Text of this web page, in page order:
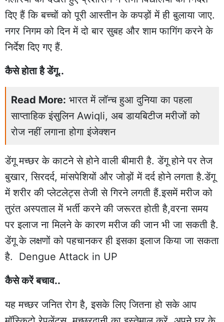
दिए हैं कि बच्चों को पूरी आस्तीन के कपड़ों में ही बुलाया जाए.
नगर निगम को दिन में दो बार सुबह और शाम फागिंग करने के
निर्देश दिए गए हैं.
कैसे होता है डेंगू..
Read More: भारत में लॉन्च हुआ दुनिया का पहला
साप्ताहिक इंसुलिन Awiqli, अब डायबिटीज मरीजों को
रोज नहीं लगाना होगा इंजेक्शन
डेंगू मच्छर के काटने से होने वाली बीमारी है. डेंगू होने पर तेज
बुखार, सिरदर्द, मांसपेशियों और जोड़ों में दर्द होने लगता है.डेंगू
में शरीर की प्लेटलेट्स तेजी से गिरने लगती हैं.इसमें मरीज को
तुरंत अस्पताल में भर्ती करने की जरूरत होती है,वरना समय
पर इलाज ना मिलने के कारण मरीज की जान भी जा सकती है.
डेंगू के लक्षणों को पहचानकर ही इसका इलाज किया जा सकता
है. Dengue Attack in UP
कैसे करें बचाव..
यह मच्छर जनित रोग है, इसके लिए जितना हो सके आप